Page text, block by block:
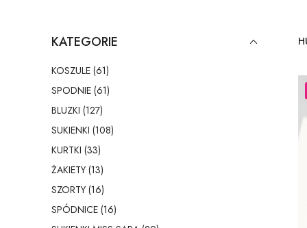
KATEGORIE
KOSZULE (61)
SPODNIE (61)
BLUZKI (127)
SUKIENKI (108)
KURTKI (33)
ŻAKIETY (13)
SZORTY (16)
SPÓDNICE (16)